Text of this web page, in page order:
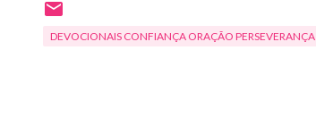
DEVOCIONAIS CONFIANÇA ORAÇÃO PERSEVERANÇA